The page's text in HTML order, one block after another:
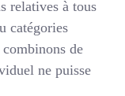
relatives à tous
catégories
de
ne puisse